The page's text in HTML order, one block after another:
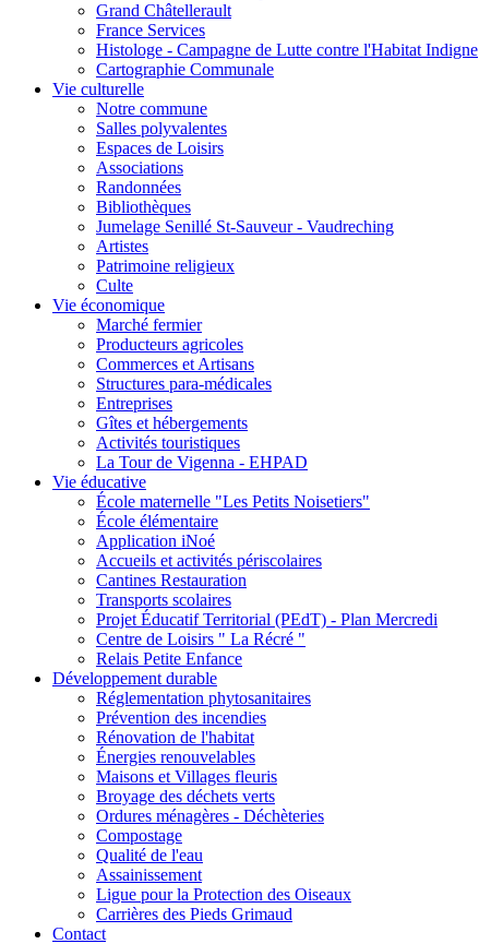
Grand Châtellerault
France Services
Histologe - Campagne de Lutte contre l'Habitat Indigne
Cartographie Communale
Vie culturelle
Notre commune
Salles polyvalentes
Espaces de Loisirs
Associations
Randonnées
Bibliothèques
Jumelage Senillé St-Sauveur - Vaudreching
Artistes
Patrimoine religieux
Culte
Vie économique
Marché fermier
Producteurs agricoles
Commerces et Artisans
Structures para-médicales
Entreprises
Gîtes et hébergements
Activités touristiques
La Tour de Vigenna - EHPAD
Vie éducative
École maternelle "Les Petits Noisetiers"
École élémentaire
Application iNoé
Accueils et activités périscolaires
Cantines Restauration
Transports scolaires
Projet Éducatif Territorial (PEdT) - Plan Mercredi
Centre de Loisirs " La Récré "
Relais Petite Enfance
Développement durable
Réglementation phytosanitaires
Prévention des incendies
Rénovation de l'habitat
Énergies renouvelables
Maisons et Villages fleuris
Broyage des déchets verts
Ordures ménagères - Déchèteries
Compostage
Qualité de l'eau
Assainissement
Ligue pour la Protection des Oiseaux
Carrières des Pieds Grimaud
Contact